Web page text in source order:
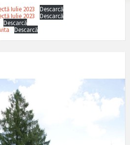
Iulie 2023
Descarcă
Iulie 2023
Descarcă
Descarcă
Descarcă